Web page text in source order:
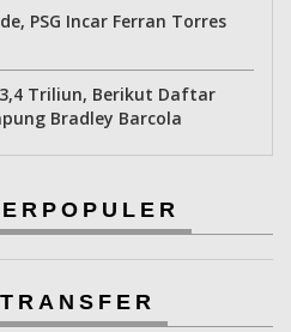
PSG Incar Ferran Torres
Triliun, Berikut Daftar
Bradley Barcola